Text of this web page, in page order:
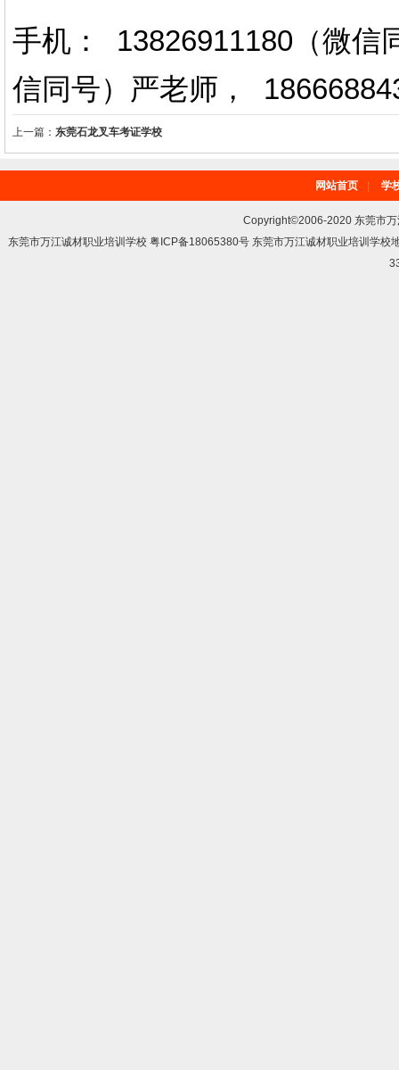
手机： 13826911180（微信
信同号）严老师 ，
上一篇： 东莞石龙叉车考证学校
网站首页 学
Copyright©2006-2020 东莞市
东莞市万江诚材职业培训学校 粤ICP备18065380号 东莞市万江诚材职业培训学